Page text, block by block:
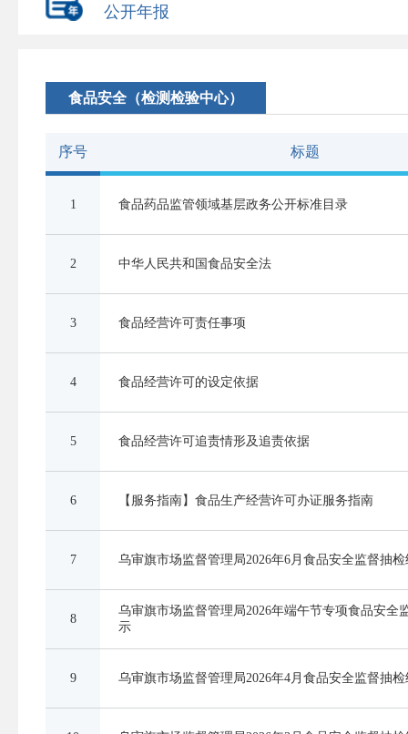
公开年报
食品安全（检测检验中心）
序号 标题
1 食品药品监管领域基层政务公开标准目录
2 中华人民共和国食品安全法
3 食品经营许可责任事项
4 食品经营许可的设定依据
5 食品经营许可追责情形及追责依据
6 【服务指南】食品生产经营许可办证服务指南
7 乌审旗市场监督管理局2026年6月食品安全监督抽
8
乌审旗市场监督管理局2026年端午节专项食品安全
示
9 乌审旗市场监督管理局2026年4月食品安全监督抽